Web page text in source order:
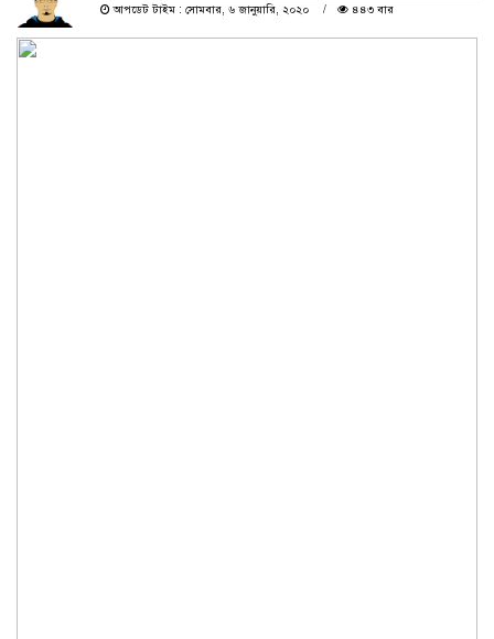
আপডেট টাইম : সোমবার, ৬ জানুয়ারি, ২০২০
৪৪৩ বার